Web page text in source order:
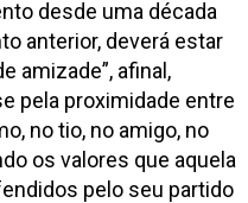
desde uma década
anterior, deverá estar
amizade”, afinal,
pela proximidade entre
no tio, no amigo, no
os valores que aquela
pelo seu partido